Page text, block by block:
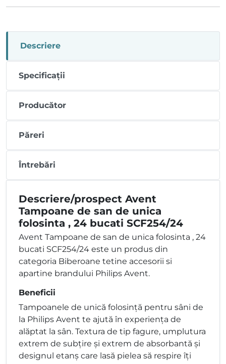
Descriere
Specificații
Producător
Păreri
Întrebări
Descriere/prospect Avent
Tampoane de san de unica
folosinta , 24 bucati SCF254/24
Avent Tampoane de san de unica folosinta , 24
bucati SCF254/24 este un produs din
categoria Biberoane tetine accesorii si
apartine brandului Philips Avent.
Beneficii
Tampoanele de unică folosinţă pentru sâni de
la Philips Avent te ajută în experienţa de
alăptat la sân. Textura de tip fagure, umplutura
extrem de subţire şi extrem de absorbantă şi
designul etanş care lasă pielea să respire îţi